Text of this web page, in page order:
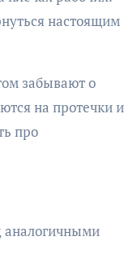
настоящим
забывают о
на протечки и
про
аналогичными